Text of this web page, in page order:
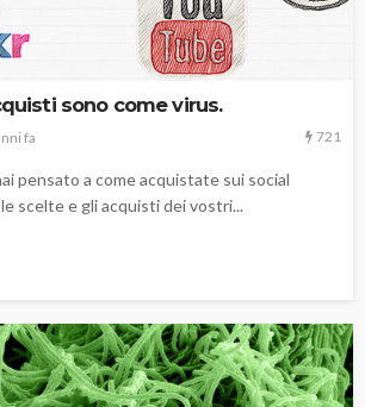
sono come virus.
fa 721
pensato a come acquistate sui social
scelte e gli acquisti dei vostri...